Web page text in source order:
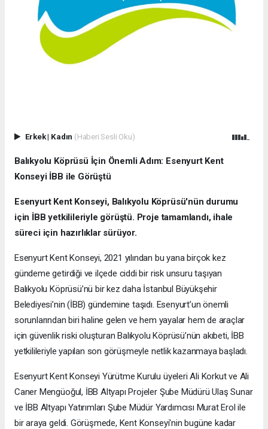
Erkek| Kadın (Haberi Sesli Oku)
Balıkyolu Köprüsü İçin Önemli Adım: Esenyurt Kent
Konseyi İBB ile Görüştü
Esenyurt Kent Konseyi, Balıkyolu Köprüsü'nün durumu
için İBB yetkilileriyle görüştü. Proje tamamlandı, ihale
süreci için hazırlıklar sürüyor.
Esenyurt Kent Konseyi, 2021 yılından bu yana birçok kez
gündeme getirdiği ve ilçede ciddi bir risk unsuru taşıyan
Balıkyolu Köprüsü’nü bir kez daha İstanbul Büyükşehir
Belediyesi’nin (İBB) gündemine taşıdı. Esenyurt’un önemli
sorunlarından biri haline gelen ve hem yayalar hem de araçlar
için güvenlik riski oluşturan Balıkyolu Köprüsü’nün akıbeti, İBB
yetkilileriyle yapılan son görüşmeyle netlik kazanmaya başladı.
Esenyurt Kent Konseyi Yürütme Kurulu üyeleri Ali Korkut ve Ali
Caner Mengüoğul, İBB Altyapı Projeler Şube Müdürü Ulaş Sunar
ve İBB Altyapı Yatırımları Şube Müdür Yardımcısı Murat Erol ile
bir araya geldi. Görüşmede, Kent Konseyi'nin bugüne kadar